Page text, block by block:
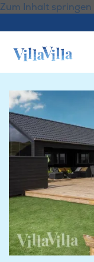
Zum Inhalt springen